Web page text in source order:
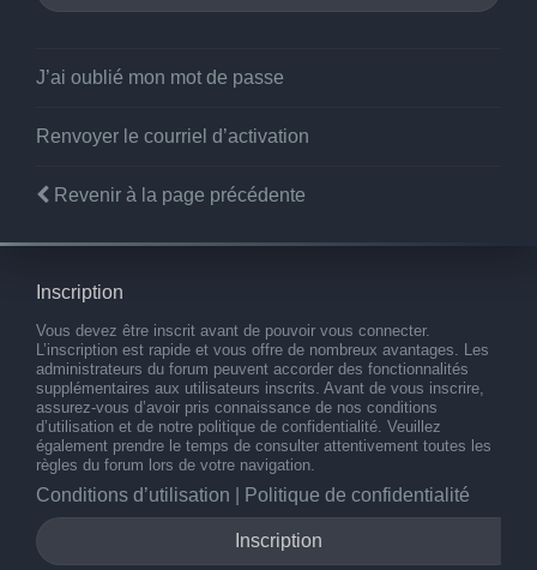
J’ai oublié mon mot de passe
Renvoyer le courriel d’activation
Revenir à la page précédente
Inscription
Vous devez être inscrit avant de pouvoir vous connecter.
L’inscription est rapide et vous offre de nombreux avantages. Les
administrateurs du forum peuvent accorder des fonctionnalités
supplémentaires aux utilisateurs inscrits. Avant de vous inscrire,
assurez-vous d’avoir pris connaissance de nos conditions
d’utilisation et de notre politique de confidentialité. Veuillez
également prendre le temps de consulter attentivement toutes les
règles du forum lors de votre navigation.
Conditions d’utilisation Politique de confidentialité
Inscription